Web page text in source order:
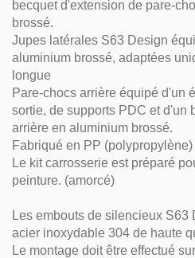
becquet d'extension de pare-
brossé.
Jupes latérales S63 Design
aluminium brossé, adaptées
longue
Pare-chocs arrière équipé d'un
sortie, de supports PDC et d'un
arrière en aluminium brossé.
Fabriqué en PP
Le kit carrosserie est préparé
peinture. (amorcé)
Les embouts de silencieux S63
acier inoxydable 304 de haute
Le montage doit être effectué